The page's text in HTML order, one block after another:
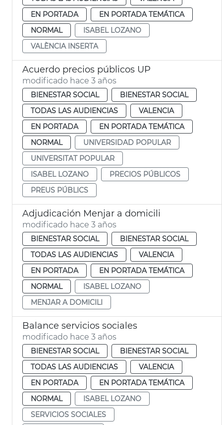
EN PORTADA
EN PORTADA TEMÁTICA
NORMAL
ISABEL LOZANO
VALÈNCIA INSERTA
Acuerdo precios públicos UP
modificado hace 3 años
BIENESTAR SOCIAL
BIENESTAR SOCIAL
TODAS LAS AUDIENCIAS
VALENCIA
EN PORTADA
EN PORTADA TEMÁTICA
NORMAL
UNIVERSIDAD POPULAR
UNIVERSITAT POPULAR
ISABEL LOZANO
PRECIOS PÚBLICOS
PREUS PÚBLICS
Adjudicación Menjar a domicili
modificado hace 3 años
BIENESTAR SOCIAL
BIENESTAR SOCIAL
TODAS LAS AUDIENCIAS
VALENCIA
EN PORTADA
EN PORTADA TEMÁTICA
NORMAL
ISABEL LOZANO
MENJAR A DOMICILI
Balance servicios sociales
modificado hace 3 años
BIENESTAR SOCIAL
BIENESTAR SOCIAL
TODAS LAS AUDIENCIAS
VALENCIA
EN PORTADA
EN PORTADA TEMÁTICA
NORMAL
ISABEL LOZANO
SERVICIOS SOCIALES